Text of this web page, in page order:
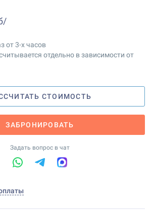
от 3-х часов
отдельно в зависимости от
СТОИМОСТЬ
ЗАБРОНИРОВАТЬ
Задать вопрос в чат